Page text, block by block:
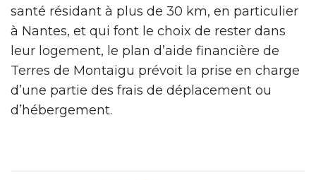
santé résidant à plus de 30 km, en particulier
à Nantes, et qui font le choix de rester dans
leur logement, le plan d’aide financière de
Terres de Montaigu prévoit la prise en charge
d’une partie des frais de déplacement ou
d’hébergement.